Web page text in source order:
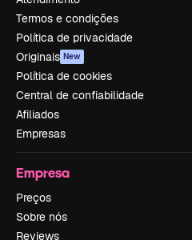
Termos e condições
Política de privacidade
Originais New
Política de cookies
Central de confiabilidade
Afiliados
Empresas
Empresa
Preços
Sobre nós
Reviews